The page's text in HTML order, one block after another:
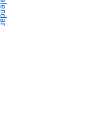
kalendar